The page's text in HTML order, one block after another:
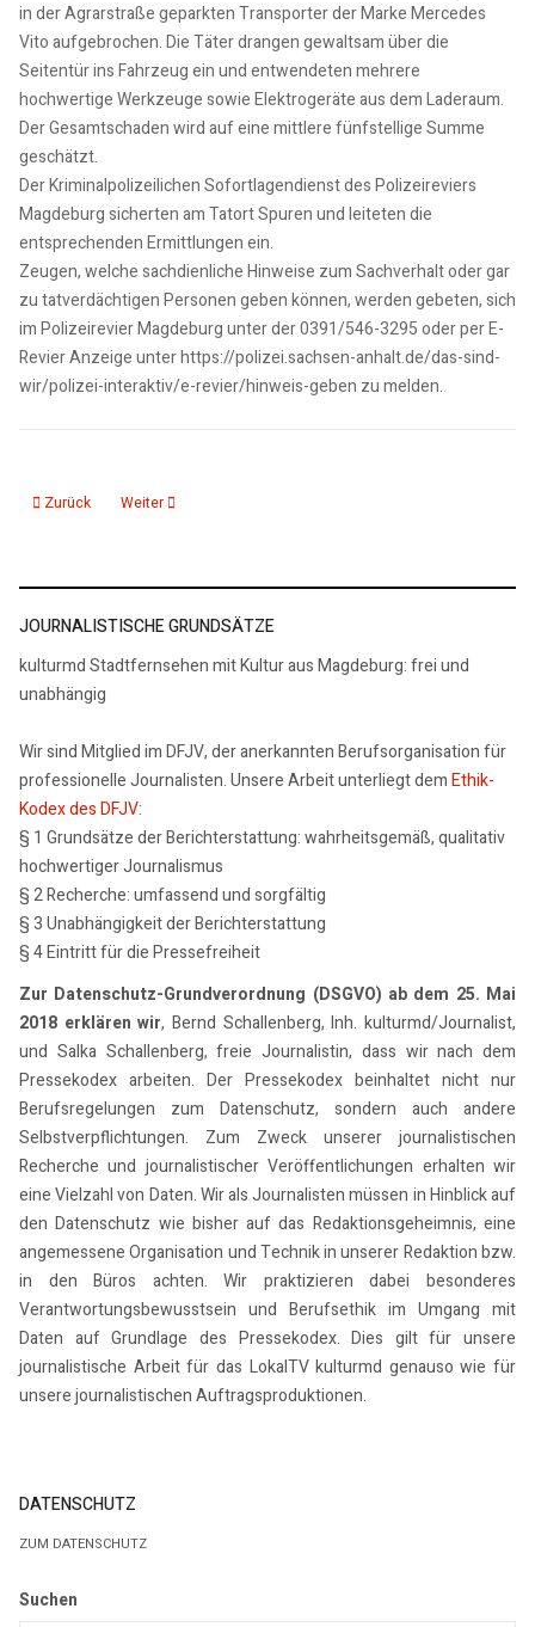
in der Agrarstraße geparkten Transporter der Marke Mercedes
Vito aufgebrochen. Die Täter drangen gewaltsam über die
Seitentür ins Fahrzeug ein und entwendeten mehrere
hochwertige Werkzeuge sowie Elektrogeräte aus dem Laderaum.
Der Gesamtschaden wird auf eine mittlere fünfstellige Summe
geschätzt.
Der Kriminalpolizeilichen Sofortlagendienst des Polizeireviers
Magdeburg sicherten am Tatort Spuren und leiteten die
entsprechenden Ermittlungen ein.
Zeugen, welche sachdienliche Hinweise zum Sachverhalt oder gar
zu tatverdächtigen Personen geben können, werden gebeten, sich
im Polizeirevier Magdeburg unter der 0391/546-3295 oder per E-
Revier Anzeige unter https://polizei.sachsen-anhalt.de/das-sind-
wir/polizei-interaktiv/e-revier/hinweis-geben zu melden.
Vorheriger Beitrag: 16.06.25: kmd Polizeiticker 2
Zurück Nächster Beitrag: 10.06.25: kmd Polizeiticker
Weiter
JOURNALISTISCHE GRUNDSÄTZE
kulturmd Stadtfernsehen mit Kultur aus Magdeburg: frei und
unabhängig
Wir sind Mitglied im DFJV, der anerkannten Berufsorganisation für
professionelle Journalisten. Unsere Arbeit unterliegt demEthik-
Kodex des DFJV:
§ 1 Grundsätze der Berichterstattung: wahrheitsgemäß, qualitativ
hochwertiger Journalismus
§ 2 Recherche: umfassend und sorgfältig
§ 3 Unabhängigkeit der Berichterstattung
§ 4 Eintritt für die Pressefreiheit
Zur Datenschutz-Grundverordnung (DSGVO) ab dem 25. Mai
2018 erklären wir, Bernd Schallenberg, Inh. kulturmd/Journalist,
und Salka Schallenberg, freie Journalistin, dass wir nach dem
Pressekodex arbeiten. Der Pressekodex beinhaltet nicht nur
Berufsregelungen zum Datenschutz, sondern auch andere
Selbstverpflichtungen. Zum Zweck unserer journalistischen
Recherche und journalistischer Veröffentlichungen erhalten wir
eine Vielzahl von Daten. Wir als Journalisten müssen in Hinblick auf
den Datenschutz wie bisher auf das Redaktionsgeheimnis, eine
angemessene Organisation und Technik in unserer Redaktion bzw.
in den Büros achten. Wir praktizieren dabei besonderes
Verantwortungsbewusstsein und Berufsethik im Umgang mit
Daten auf Grundlage des Pressekodex. Dies gilt für unsere
journalistische Arbeit für das LokalTV kulturmd genauso wie für
unsere journalistischen Auftragsproduktionen.
DATENSCHUTZ
ZUM DATENSCHUTZ
Suchen